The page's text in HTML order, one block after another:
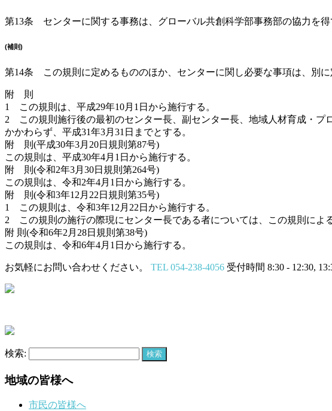
第13条 センターに関する事務は、グローバル共創科学部事務部の協力を得
(補則)
第14条 この規則に定めるもののほか、センターに関し必要な事項は、別に
附 則
1 この規則は、平成29年10月1日から施行する。
2 この規則施行後の最初のセンター長、副センター長、地域人材育成・プ
かかわらず、平成31年3月31日までとする。
附 則(平成30年3月20日規則第87号)
この規則は、平成30年4月1日から施行する。
附 則(令和2年3月30日規則第264号)
この規則は、令和2年4月1日から施行する。
附 則(令和3年12月22日規則第35号)
1 この規則は、令和3年12月22日から施行する。
2 この規則の施行の際現にセンター長である者については、この規則によ
附 則(令和6年2月28日規則第38号)
この規則は、令和6年4月1日から施行する。
お気軽にお問い合わせください。 TEL 054‐238-4056 受付時間 8:30 - 12:30,
検索:
地域の皆様へ
市民の皆様へ